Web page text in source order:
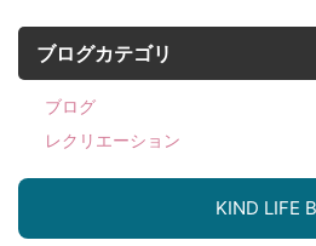
ブログカテゴリ
ブログ
レクリエーション
KIND LIFE